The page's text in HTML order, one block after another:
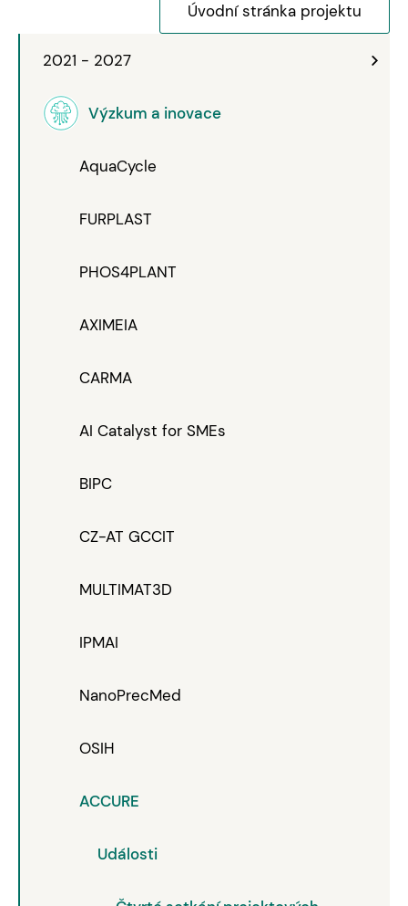
2021 - 2027
Výzkum a inovace
AquaCycle
FURPLAST
PHOS4PLANT
AXIMEIA
CARMA
AI Catalyst for SMEs
BIPC
CZ-AT GCCIT
MULTIMAT3D
IPMAI
NanoPrecMed
OSIH
ACCURE
Události
Úvodní stránka projektu